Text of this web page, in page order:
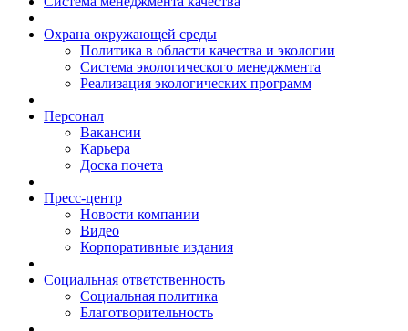
Охрана окружающей среды
Политика в области качества и экологии
Система экологического менеджмента
Реализация экологических программ
Персонал
Вакансии
Карьера
Доска почета
Пресс-центр
Новости компании
Видео
Корпоративные издания
Социальная ответственность
Социальная политика
Благотворительность